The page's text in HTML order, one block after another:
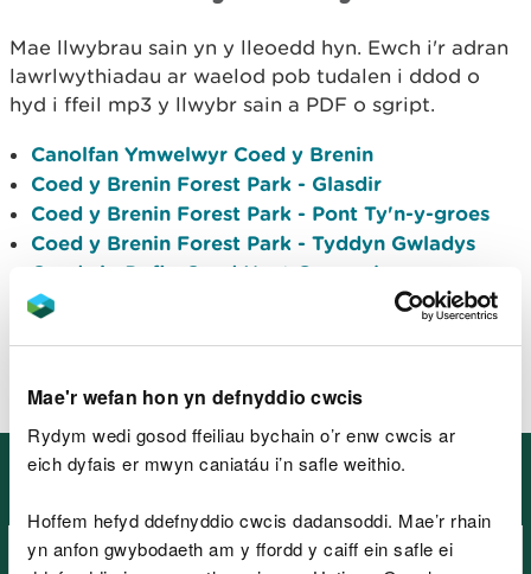
Mae'r wefan hon yn defnyddio cwcis
Rydym wedi gosod ffeiliau bychain o’r enw cwcis ar
eich dyfais er mwyn caniatáu i’n safle weithio.
Hoffem hefyd ddefnyddio cwcis dadansoddi. Mae’r rhain
yn anfon gwybodaeth am y ffordd y caiff ein safle ei
Mae llwybrau sain yn y lleoedd hyn. Ewch i'r adran
lawrlwythiadau ar waelod pob tudalen i ddod o
hyd i ffeil mp3 y llwybr sain a PDF o sgript.
Canolfan Ymwelwyr Coed y Brenin
Coed y Brenin Forest Park - Glasdir
Coed y Brenin Forest Park - Pont Ty'n-y-groes
Coed y Brenin Forest Park - Tyddyn Gwladys
Coedwig Dyfi - Coed Nant Gwernol
Coedwig Dyfi - Tan y Coed
Gwybodaeth i'ch helpu i